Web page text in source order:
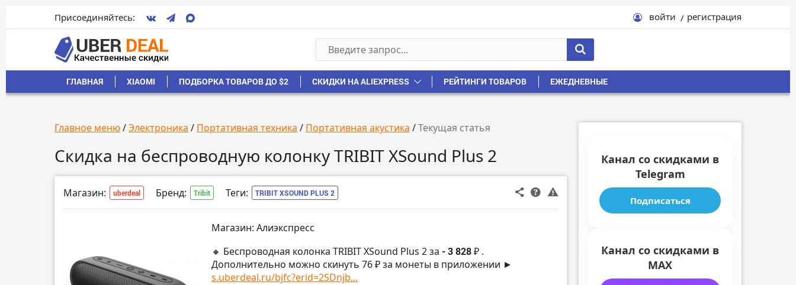
Присоединяйтесь: войти регистрация
ГЛАВНАЯ XIAOMI ПОДБОРКА ТОВАРОВ ДО $2 СКИДКИ НА ALIEXPRESS РЕЙТИНГИ ТОВАРОВ ЕЖЕДНЕВНЫЕ
Главное меню/Электроника / Портативная техника / Портативная акустика /Текущая статья
Скидка на беспроводную колонку TRIBIT XSound Plus 2
Магазин: uberdeal Бренд: Tribit Теги: TRIBIT XSOUND PLUS 2
Магазин: Алиэкспресс
🔸 Беспроводная колонка TRIBIT XSound Plus 2 за - 3 828 ₽ .
Дополнительно можно скинуть 76 ₽ за монеты в приложении ►
s.uberdeal.ru/bjfc?erid=2SDnjb...
Канал со скидками в
Telegram
Подписаться
Канал со скидками в
MAX